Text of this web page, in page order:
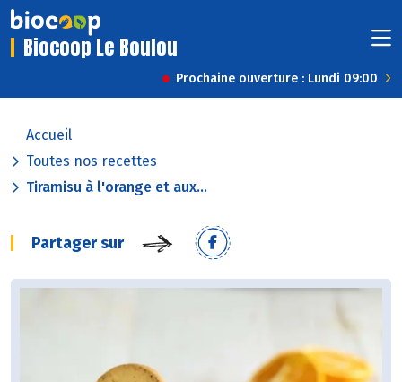
Biocoop Le Boulou
Prochaine ouverture : Lundi 09:00
Accueil
Toutes nos recettes
Tiramisu à l'orange et aux...
Partager sur